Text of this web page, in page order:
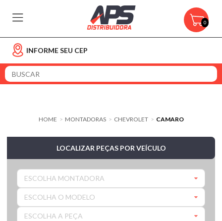
0
INFORME SEU CEP
HOME > MONTADORAS > CHEVROLET > CAMARO
LOCALIZAR PEÇAS POR VEÍCULO
ESCOLHA MONTADORA
ESCOLHA O MODELO
ESCOLHA A PEÇA